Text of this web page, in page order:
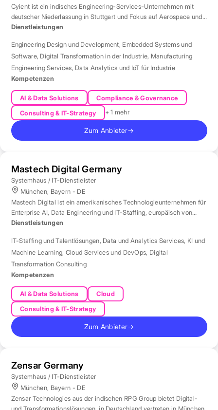
Cyient ist ein indisches Engineering-Services-Unternehmen mit
deutscher Niederlassung in Stuttgart und Fokus auf Aerospace und
Automotive.
Dienstleistungen
Engineering Design und Development, Embedded Systems und
Software, Digital Transformation in der Industrie, Manufacturing
Engineering Services, Data Analytics und IoT für Industrie
Kompetenzen
AI & Data Solutions
Compliance & Governance
Consulting & IT-Strategy
+ 1 mehr
Zum Anbieter→
Mastech Digital Germany
Systemhaus / IT-Dienstleister
München, Bayern - DE
Mastech Digital ist ein amerikanisches Technologieunternehmen für
Enterprise AI, Data Engineering und IT-Staffing, europäisch von
London aus betreut.
Dienstleistungen
IT-Staffing und Talentlösungen, Data und Analytics Services, KI und
Machine Learning, Cloud Services und DevOps, Digital
Transformation Consulting
Kompetenzen
AI & Data Solutions
Cloud
Consulting & IT-Strategy
Zum Anbieter→
Zensar Germany
Systemhaus / IT-Dienstleister
München, Bayern - DE
Zensar Technologies aus der indischen RPG Group bietet Digital-